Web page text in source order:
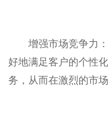
增强市场竞争力：
好地满足客户的个性
务，从而在激烈的市